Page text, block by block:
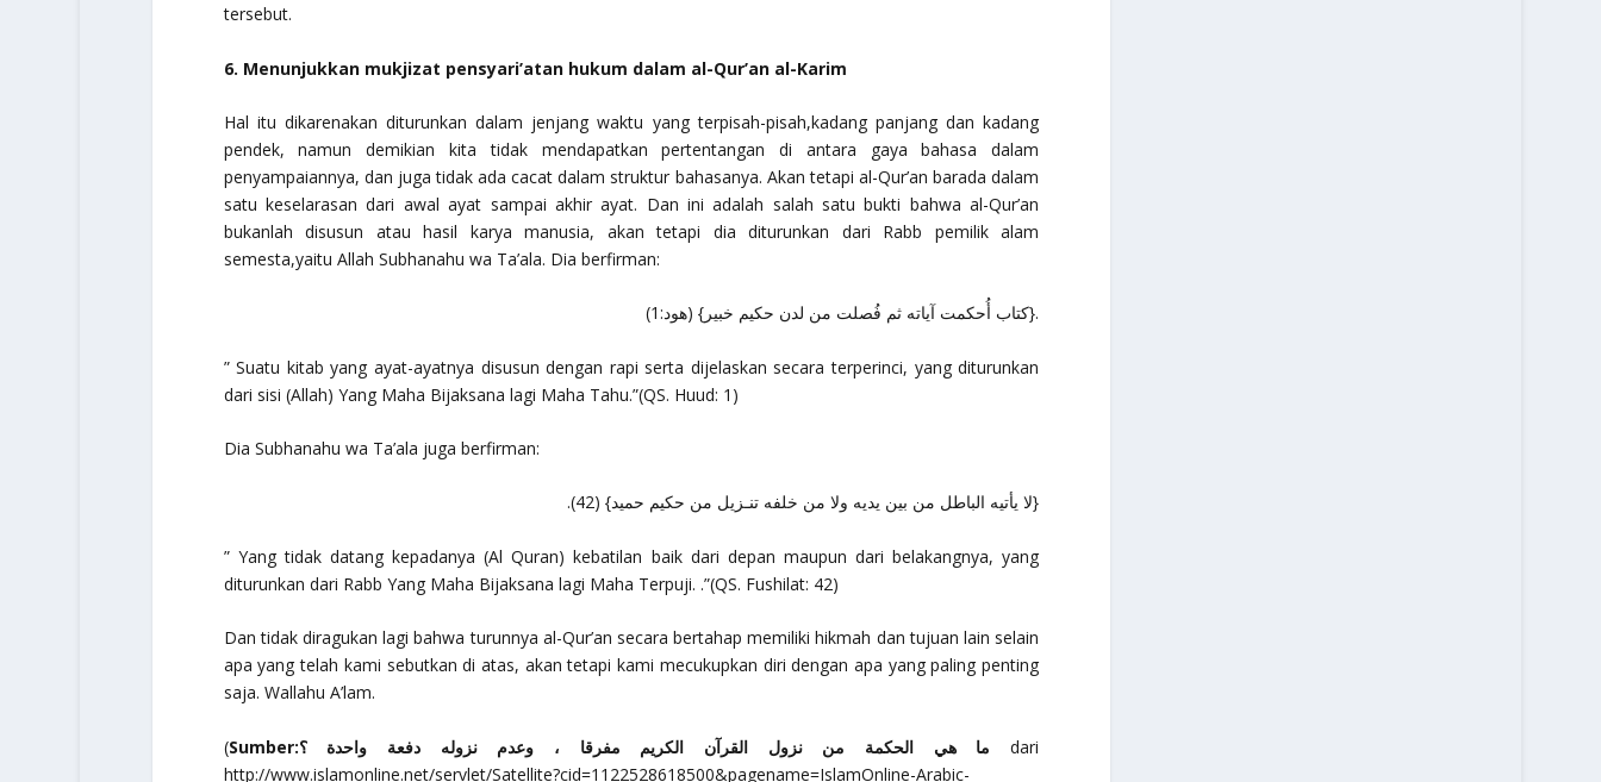
tersebut.
6. Menunjukkan mukjizat pensyari’atan hukum dalam al-Qur’an al-Karim
Hal itu dikarenakan diturunkan dalam jenjang waktu yang terpisah-pisah,kadang panjang dan kadang
pendek, namun demikian kita tidak mendapatkan pertentangan di antara gaya bahasa dalam
penyampaiannya, dan juga tidak ada cacat dalam struktur bahasanya. Akan tetapi al-Qur’an barada dalam
satu keselarasan dari awal ayat sampai akhir ayat. Dan ini adalah salah satu bukti bahwa al-Qur’an
bukanlah disusun atau hasil karya manusia, akan tetapi dia diturunkan dari Rabb pemilik alam
semesta,yaitu Allah Subhanahu wa Ta’ala. Dia berfirman:
.{كتاب أُحكمت آياته ثم فُصلت من لدن حكيم خبير} (هود:1)
” Suatu kitab yang ayat-ayatnya disusun dengan rapi serta dijelaskan secara terperinci, yang diturunkan
dari sisi (Allah) Yang Maha Bijaksana lagi Maha Tahu.”(QS. Huud: 1)
Dia Subhanahu wa Ta’ala juga berfirman:
{لا يأتيه الباطل من بين يديه ولا من خلفه تنـزيل من حكيم حميد} (42).
” Yang tidak datang kepadanya (Al Quran) kebatilan baik dari depan maupun dari belakangnya, yang
diturunkan dari Rabb Yang Maha Bijaksana lagi Maha Terpuji. .”(QS. Fushilat: 42)
Dan tidak diragukan lagi bahwa turunnya al-Qur’an secara bertahap memiliki hikmah dan tujuan lain selain
apa yang telah kami sebutkan di atas, akan tetapi kami mecukupkan diri dengan apa yang paling penting
saja. Wallahu A’lam.
( Sumber:ما هي الحكمة من نزول القرآن الكريم مفرقا ، وعدم نزوله دفعة واحدة ؟ dari
http://www.islamonline.net/servlet/Satellite?cid=1122528618500&pagename=IslamOnline-Arabic-